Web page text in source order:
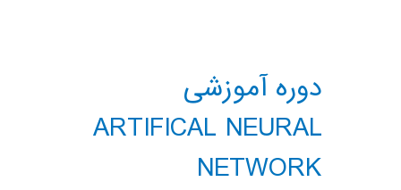
دوره آموزشی
ARTIFICAL NEURAL
NETWORK